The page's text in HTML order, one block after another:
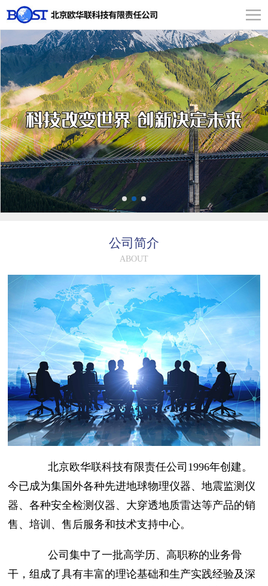
公司简介
ABOUT
北京欧华联科技有限责任公司1996年创建。
今已成为集国外各种先进地球物理仪器、地震监测仪
器、各种安全检测仪器、大穿透地质雷达等产品的销
售、培训、售后服务和技术支持中心。
公司集中了一批高学历、高职称的业务骨
干，组成了具有丰富的理论基础和生产实践经验及深